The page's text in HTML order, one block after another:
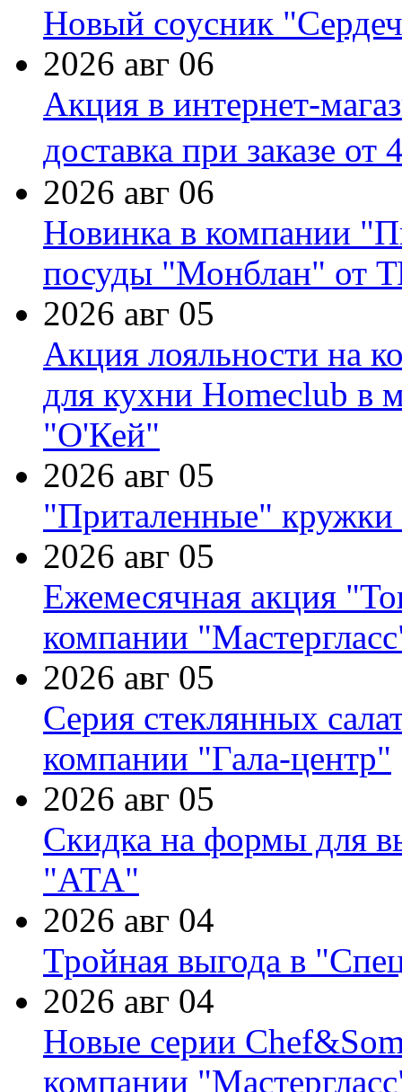
Новый соусник
2026 авг 06
Акция в интернет-
доставка при заказе от
2026 авг 06
Новинка в компании
посуды "Монблан" от
2026 авг 05
Акция лояльности на
для кухни Homeclub в
"О'Кей"
2026 авг 05
"Приталенные" кружки
2026 авг 05
Ежемесячная акция
компании
2026 авг 05
Серия стеклянных
компании "Гала-центр"
2026 авг 05
Скидка на формы для
"АТА"
2026 авг 04
Тройная выгода в
2026 авг 04
Новые серии
компании